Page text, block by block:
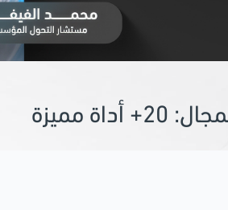
مميزة